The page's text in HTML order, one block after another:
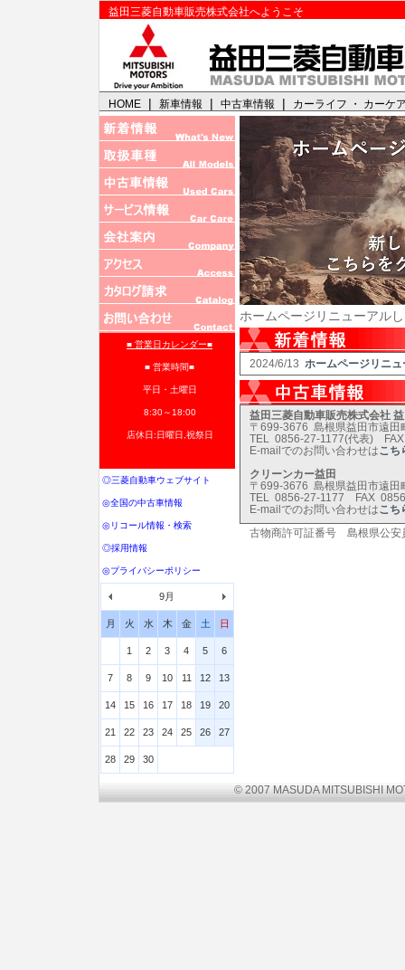
益田三菱自動車販売株式会社へようこそ
HOME | 新車情報 | 中古車情報 | カーライフ ・ カーケ
■ 営業日カレンダー■
■ 営業時間■
平日・土曜日
8:30～18:00
店休日:日曜日,祝祭日
◎三菱自動車ウェブサイト
◎全国の中古車情報
◎リコール情報・検索
◎採用情報
◎プライバシーポリシー
9月
月 火 水 木 金 土 日
1 2 3 4 5 6
7 8 9 10 11 12 13
14 15 16 17 18 19 20
21 22 23 24 25 26 27
28 29 30
ホームページリニューアル
2024/6/13 ホームページリニ
益田三菱自動車販売株式会社
〒699-3676 島根県益田市遠
TEL 0856-27-1177(代表)
E-mailでのお問い合わせはこち
クリーンカー益田
〒699-3676 島根県益田市遠
TEL 0856-27-1177 FAX
E-mailでのお問い合わせはこち
古物商許可証番号 島根県公
© 2007 MASUDA MITSUBISHI